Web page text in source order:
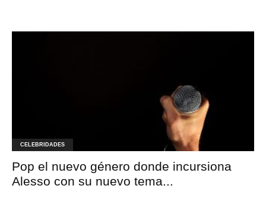
CELEBRIDADES
Pop el nuevo género donde incursiona
Alesso con su nuevo tema...